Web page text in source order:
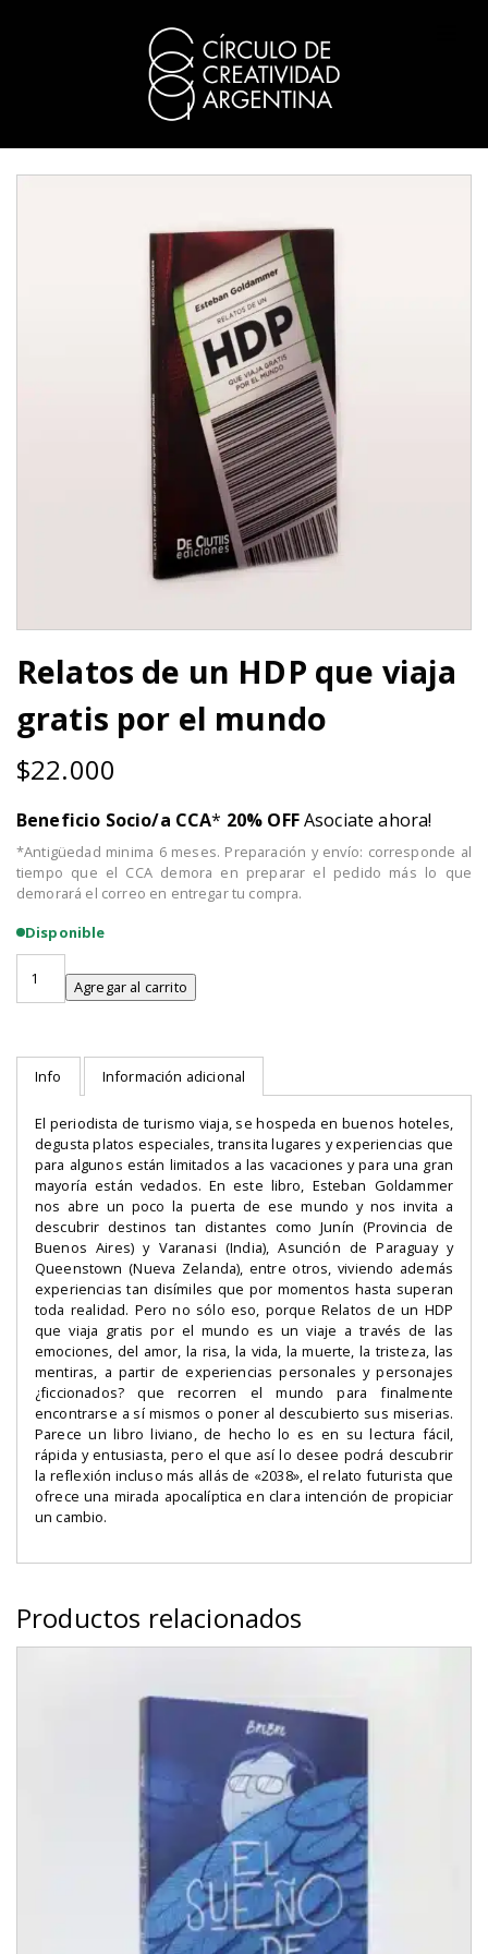
Relatos de un HDP que viaja
gratis por el mundo
$22.000
Beneficio Socio/a CCA* 20% OFFAsociate ahora!
*Antigüedad minima 6 meses. Preparación y envío: corresponde al
tiempo que el CCA demora en preparar el pedido más lo que
demorará el correo en entregar tu compra.
Disponible
de
un
gratis
mundo
cantidad
Agregar al carrito
Info Información adicional
El periodista de turismo viaja, se hospeda en buenos hoteles,
degusta platos especiales, transita lugares y experiencias que
para algunos están limitados a las vacaciones y para una gran
mayoría están vedados. En este libro, Esteban Goldammer
nos abre un poco la puerta de ese mundo y nos invita a
descubrir destinos tan distantes como Junín (Provincia de
Buenos Aires) y Varanasi (India), Asunción de Paraguay y
Queenstown (Nueva Zelanda), entre otros, viviendo además
experiencias tan disímiles que por momentos hasta superan
toda realidad. Pero no sólo eso, porque Relatos de un HDP
que viaja gratis por el mundo es un viaje a través de las
emociones, del amor, la risa, la vida, la muerte, la tristeza, las
mentiras, a partir de experiencias personales y personajes
¿ficcionados? que recorren el mundo para finalmente
encontrarse a sí mismos o poner al descubierto sus miserias.
Parece un libro liviano, de hecho lo es en su lectura fácil,
rápida y entusiasta, pero el que así lo desee podrá descubrir
la reflexión incluso más allás de «2038», el relato futurista que
ofrece una mirada apocalíptica en clara intención de propiciar
un cambio.
Productos relacionados